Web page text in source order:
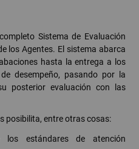
Sistema de Evaluación
los Agentes. El sistema abarca
hasta la entrega a los
desempeño, pasando por la
posterior evaluación con las
posibilita, entre otras cosas:
los estándares de atención